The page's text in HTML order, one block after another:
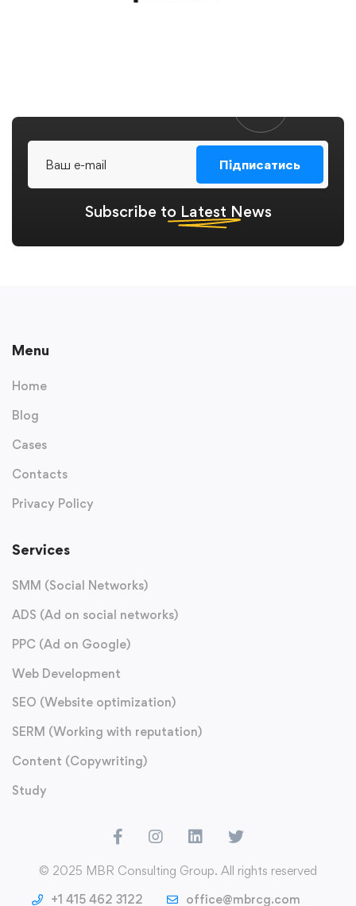
Subscribe to Latest News
Підписатись
Menu
Home
Blog
Cases
Contacts
Privacy Policy
Services
SMM (Social Networks)
ADS (Ad on social networks)
PPC (Ad on Google)
Web Development
SEO (Website optimization)
SERM (Working with reputation)
Content (Copywriting)
Study
© 2025 MBR Consulting Group. All rights reserved
+1 415 462 3122
office@mbrcg.com